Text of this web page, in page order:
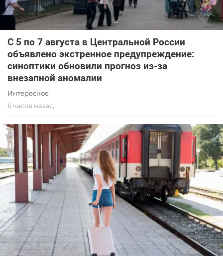
С 5 по 7 августа в Центральной России
объявлено экстренное предупреждение:
синоптики обновили прогноз из-за
внезапной аномалии
Интересное
6 часов назад